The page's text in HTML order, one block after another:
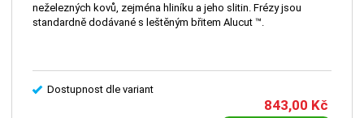
neželezných kovů, zejména hliníku a jeho slitin. Frézy jsou
standardně dodávané s leštěným břitem Alucut ™.
Dostupnost dle variant
843,00 Kč